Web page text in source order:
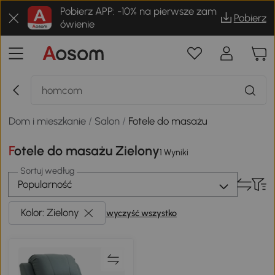
Pobierz APP: -10% na pierwsze zam
ówienie
Pobierz
Dom i mieszkanie / Salon / Fotele do masażu
Fotele do masażu Zielony1 Wyniki
Sortuj według
Popularność
Kolor: Zielony wyczyść wszystko